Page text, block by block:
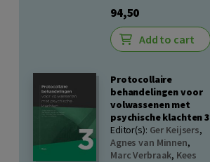
94,50
Add to cart
Protocollaire
behandelingen voor
volwassenen met
psychische klachten 3
Editor(s): Ger Keijsers,
Agnes van Minnen,
Marc Verbraak, Kees